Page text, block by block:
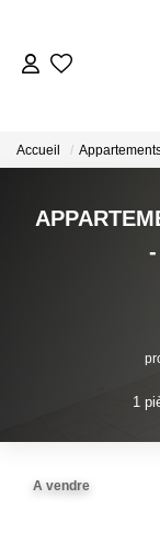
Accueil
1
A vendre